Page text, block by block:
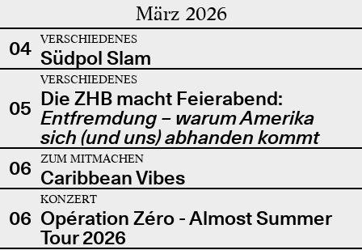
März 2026
04 VERSCHIEDENES
Südpol Slam
05
VERSCHIEDENES
Die ZHB macht Feierabend:
Entfremdung – warum Amerika
sich (und uns) abhanden kommt
06
ZUM MITMACHEN
Caribbean Vibes
06
KONZERT
Opération Zéro - Almost Summer
Tour 2026